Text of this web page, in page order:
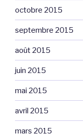
octobre 2015
septembre 2015
août 2015
juin 2015
mai 2015
avril 2015
mars 2015